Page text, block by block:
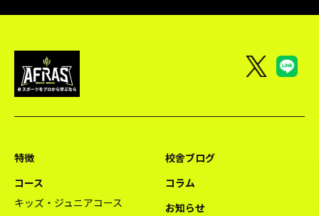
特徴
コース
キッズ・ジュニアコース
校舎ブログ
コラム
お知らせ